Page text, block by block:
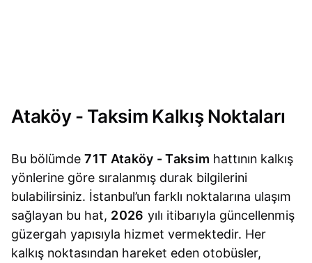
Ataköy - Taksim Kalkış Noktaları
Bu bölümde71T Ataköy - Taksim hattının kalkış
yönlerine göre sıralanmış durak bilgilerini
bulabilirsiniz. İstanbul’un farklı noktalarına ulaşım
sağlayan bu hat, 2026 yılı itibarıyla güncellenmiş
güzergah yapısıyla hizmet vermektedir. Her
kalkış noktasından hareket eden otobüsler,